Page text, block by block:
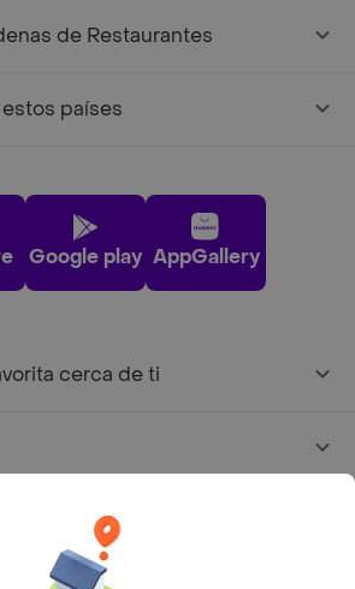
de Restaurantes
países
Google play AppGallery
cerca de ti